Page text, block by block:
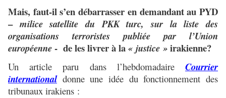
Mais, faut-il s’en débarrasser en demandant au PYD
– milice satellite du PKK turc, sur la liste des
organisations terroristes publiée par l’Union
européenne- de les livrer à la« justice »irakienne?
Un article paru dans l’hebdomadaireCourrier
international donne une idée du fonctionnement des
tribunaux irakiens :